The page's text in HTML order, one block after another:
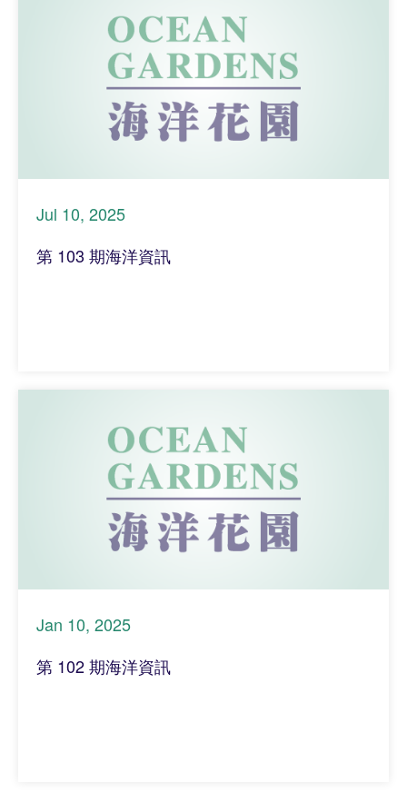
Jul 10, 2025
第 103 期海洋資訊
Jan 10, 2025
第 102 期海洋資訊